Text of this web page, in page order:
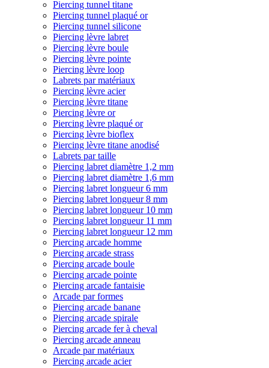
Piercing tunnel titane
Piercing tunnel plaqué or
Piercing tunnel silicone
Piercing lèvre labret
Piercing lèvre boule
Piercing lèvre pointe
Piercing lèvre loop
Labrets par matériaux
Piercing lèvre acier
Piercing lèvre titane
Piercing lèvre or
Piercing lèvre plaqué or
Piercing lèvre bioflex
Piercing lèvre titane anodisé
Labrets par taille
Piercing labret diamètre 1,2 mm
Piercing labret diamètre 1,6 mm
Piercing labret longueur 6 mm
Piercing labret longueur 8 mm
Piercing labret longueur 10 mm
Piercing labret longueur 11 mm
Piercing labret longueur 12 mm
Piercing arcade homme
Piercing arcade strass
Piercing arcade boule
Piercing arcade pointe
Piercing arcade fantaisie
Arcade par formes
Piercing arcade banane
Piercing arcade spirale
Piercing arcade fer à cheval
Piercing arcade anneau
Arcade par matériaux
Piercing arcade acier